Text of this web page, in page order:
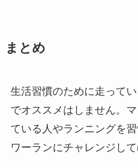
まとめ
生活習慣のために走って
でオススメはしません。
ている人やランニングを
ワーランにチャレンジして